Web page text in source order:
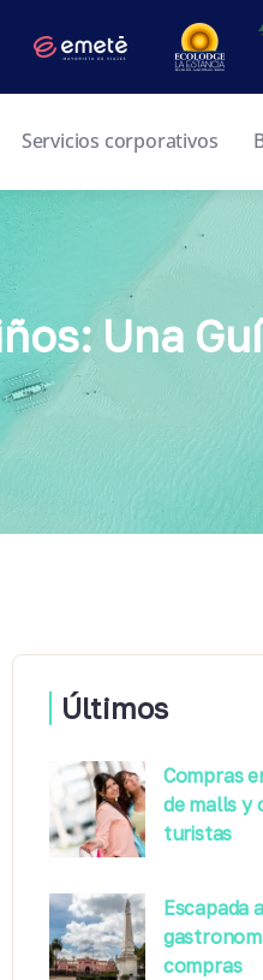
Servicios corporativos
Una
Últimos
Compras
de malls y
turistas
Escapada
compras